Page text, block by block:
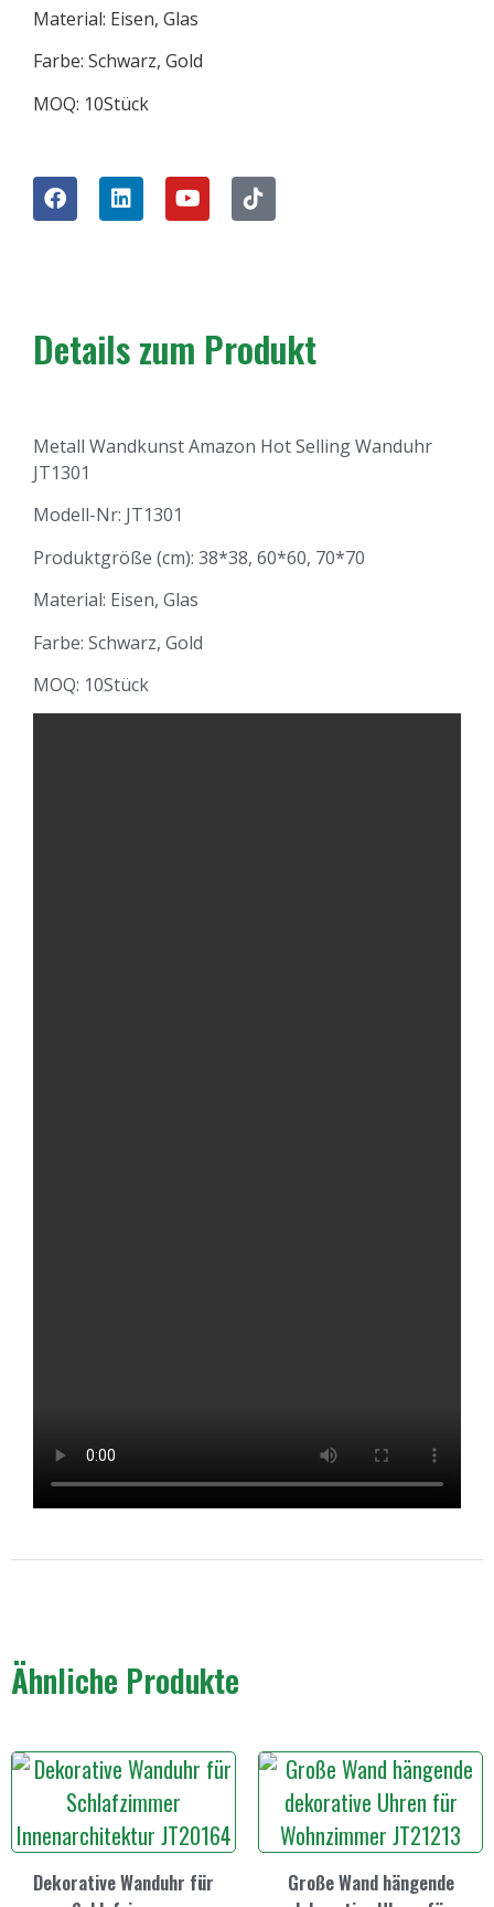
Material: Eisen, Glas
Farbe: Schwarz, Gold
MOQ: 10Stück
Details zum Produkt
Metall Wandkunst Amazon Hot Selling Wanduhr
JT1301
Modell-Nr: JT1301
Produktgröße (cm): 38*38, 60*60, 70*70
Material: Eisen, Glas
Farbe: Schwarz, Gold
MOQ: 10Stück
Ähnliche Produkte
Dekorative Wanduhr für
Große Wand hängende